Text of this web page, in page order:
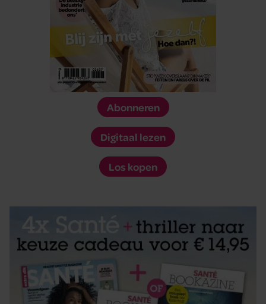
Abonneren
Digitaal lezen
Los kopen